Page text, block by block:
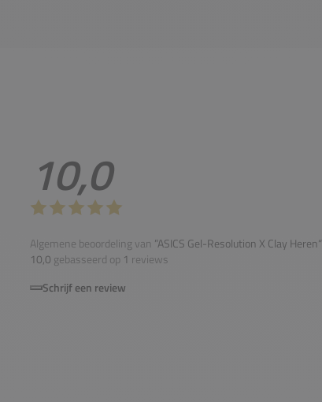
10,0
Algemene beoordeling van ”ASICS Gel-Resolution X Clay Heren“
10,0 gebasseerd op 1 reviews
Schrijf een review